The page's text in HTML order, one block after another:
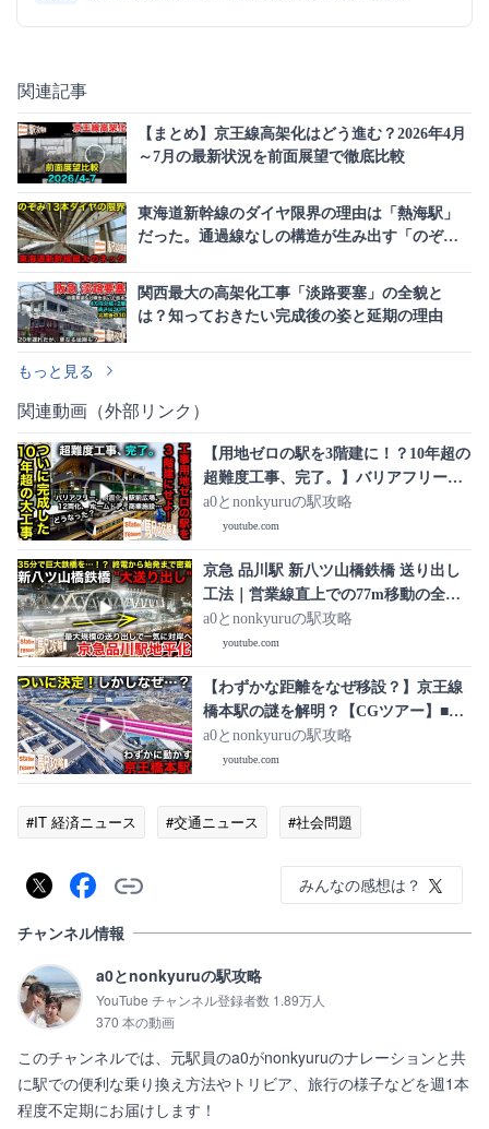
関連記事
【まとめ】京王線高架化はどう進む？2026年4月
～7月の最新状況を前面展望で徹底比較
東海道新幹線のダイヤ限界の理由は「熱海駅」
だった。通過線なしの構造が生み出す「のぞみ
関西最大の高架化工事「淡路要塞」の全貌と
は？知っておきたい完成後の姿と延期の理由
もっと見る
関連動画（外部リンク）
【用地ゼロの駅を3階建に！？10年超の
超難度工事、完了。】バリアフリーか
ら耐震化、駅前広場、12両化、ホーム
ドア、商業施設…大変貌した御茶ノ水
駅は【どうなった？】■駅攻略
a0とnonkyuruの駅攻略
youtube.com
京急 品川駅 新八ツ山橋鉄橋 送り出し
工法｜営業線直上での77m移動の全記
録【京急品川駅地平化 2026/2/22】
a0とnonkyuruの駅攻略
youtube.com
【わずかな距離をなぜ移設？】京王線
橋本駅の謎を解明？【CGツアー】■駅
攻略
a0とnonkyuruの駅攻略
youtube.com
#IT 経済ニュース #交通ニュース #社会問題
みんなの感想は？
チャンネル情報
a0とnonkyuruの駅攻略
YouTube チャンネル登録者数 1.89万人
370 本の動画
このチャンネルでは、元駅員のa0がnonkyuruのナレーションと共
に駅での便利な乗り換え方法やトリビア、旅行の様子などを週1本
程度不定期にお届けします！